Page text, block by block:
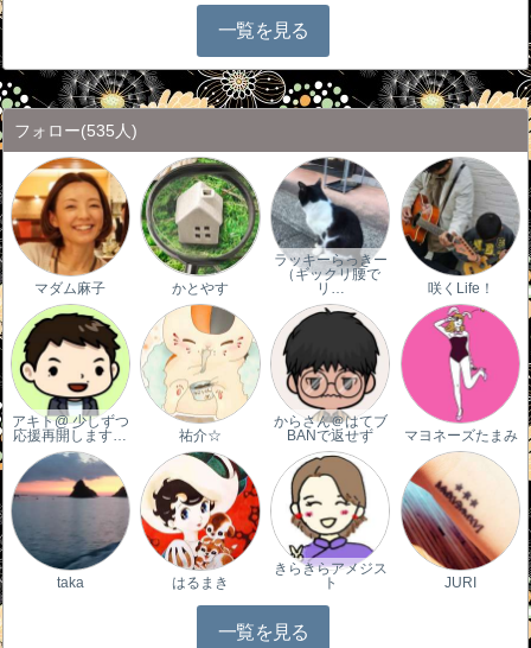
一覧を見る
フォロー(535人)
マダム麻子 かとやす
ラッキーらっきー
（ギックリ腰で
リ…
咲くLife！
アキト@ 少しずつ
応援再開します…
祐介☆
からさん＠はてブ
BANで返せず
マヨネーズたまみ
taka はるまき
きらきらアメジス
ト
JURI
一覧を見る